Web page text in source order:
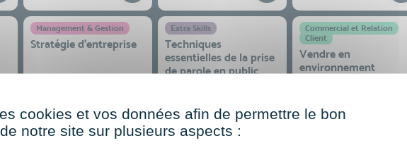
Management & Gestion
Stratégie d’entreprise
Extra Skills
Techniques
essentielles de la prise
de parole en public
Commercial et Relation
Client
Vendre en
environnement
cookies et vos données afin de permettre le bon
notre site sur plusieurs aspects :